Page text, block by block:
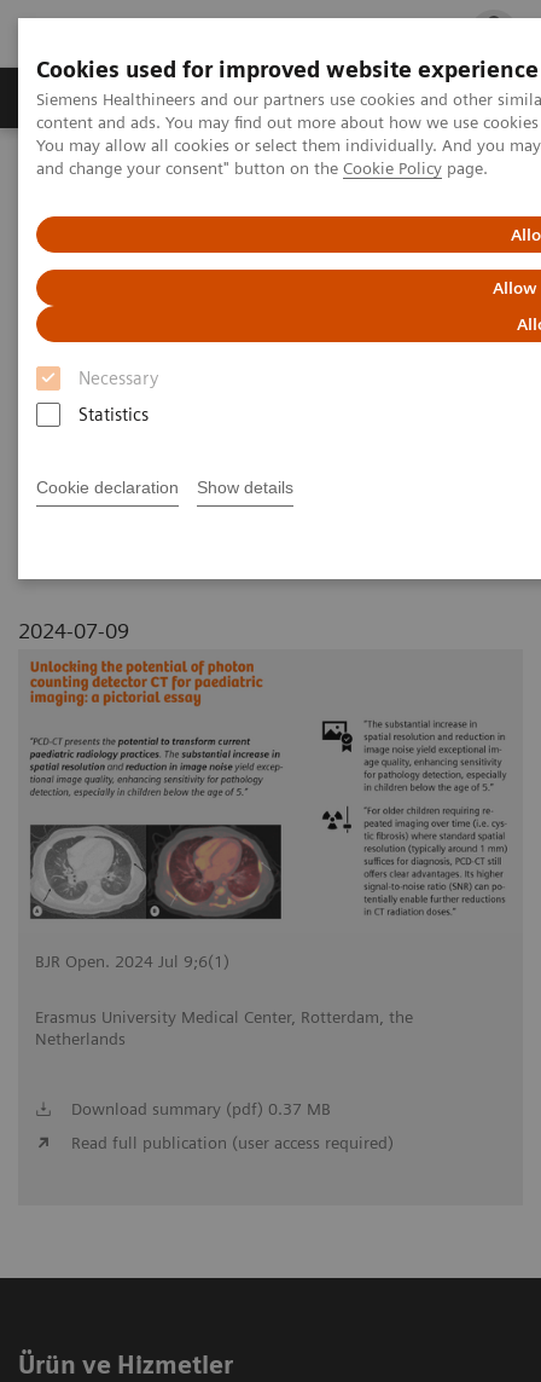
Cookies used for improved website experience
Siemens Healthineers and our partners use cookies and other
content and ads. You may find out more about how we use
You may allow all cookies or select them individually. And you
and change your consent" button on the Cookie Policy page.
Allow
Necessary
Statistics
Cookie declaration Show details
Ürün ve Hizmetler Öne Çıkanlar Sağlık
Siemens Healthineers Türkiye
Tıbbi Görüntüleme
Unlocking the potential of photon counting detector CT for
paediatric imaging: a pictorial essay
Unlocking the potential of
photon counting detector CT for
paediatric imaging: a pictorial
2024-07-09
BJR Open. 2024 Jul 9;6(1)
Erasmus University Medical Center, Rotterdam, the
Netherlands
Download summary (pdf) 0.37 MB
Read full publication (user access required)
Ürün ve Hizmetler